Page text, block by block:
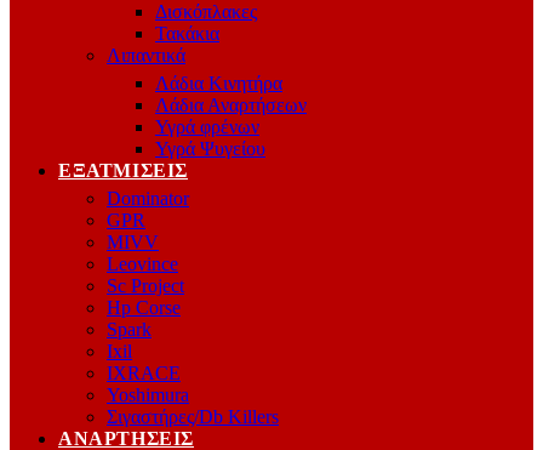
Δισκόπλακες
Τακάκια
Λιπαντικά
Λάδια Κινητήρα
Λάδια Αναρτήσεων
Υγρά φρένων
Υγρά Ψυγείου
ΕΞΑΤΜΊΣΕΙΣ
Dominator
GPR
MIVV
Leovince
Sc Project
Hp Corse
Spark
Ixil
IXRACE
Yoshimura
Σιγαστήρες/Db Killers
ΑΝΑΡΤΉΣΕΙΣ